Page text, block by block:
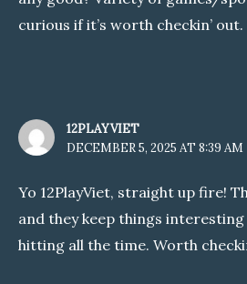
curious if it’s worth checkin’ out.
12PLAYVIET
DECEMBER 5, 2025 AT 8:39 AM
Yo 12PlayViet, straight up fire!
and they keep things
hitting all the time. Worth